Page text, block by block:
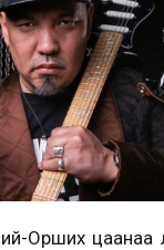
Орших цаанаа